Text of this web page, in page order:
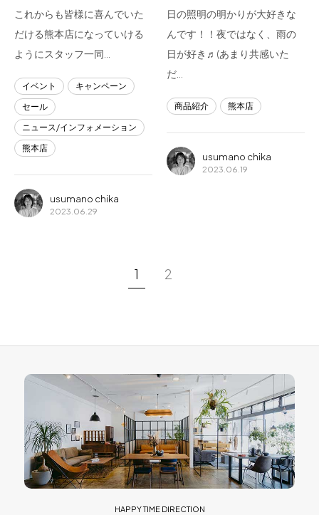
これからも皆様に喜んでいた
だける熊本店になっていける
ようにスタッフ一同…
イベント
キャンペーン
セール
ニュース/インフォメーション
熊本店
usumano chika
2023.06.29
日の照明の明かりが大好きな
んです！！夜ではなく、雨の
日が好き♬(あまり共感いた
だ…
商品紹介 熊本店
usumano chika
2023.06.19
1 2
HAPPY TIME DIRECTION